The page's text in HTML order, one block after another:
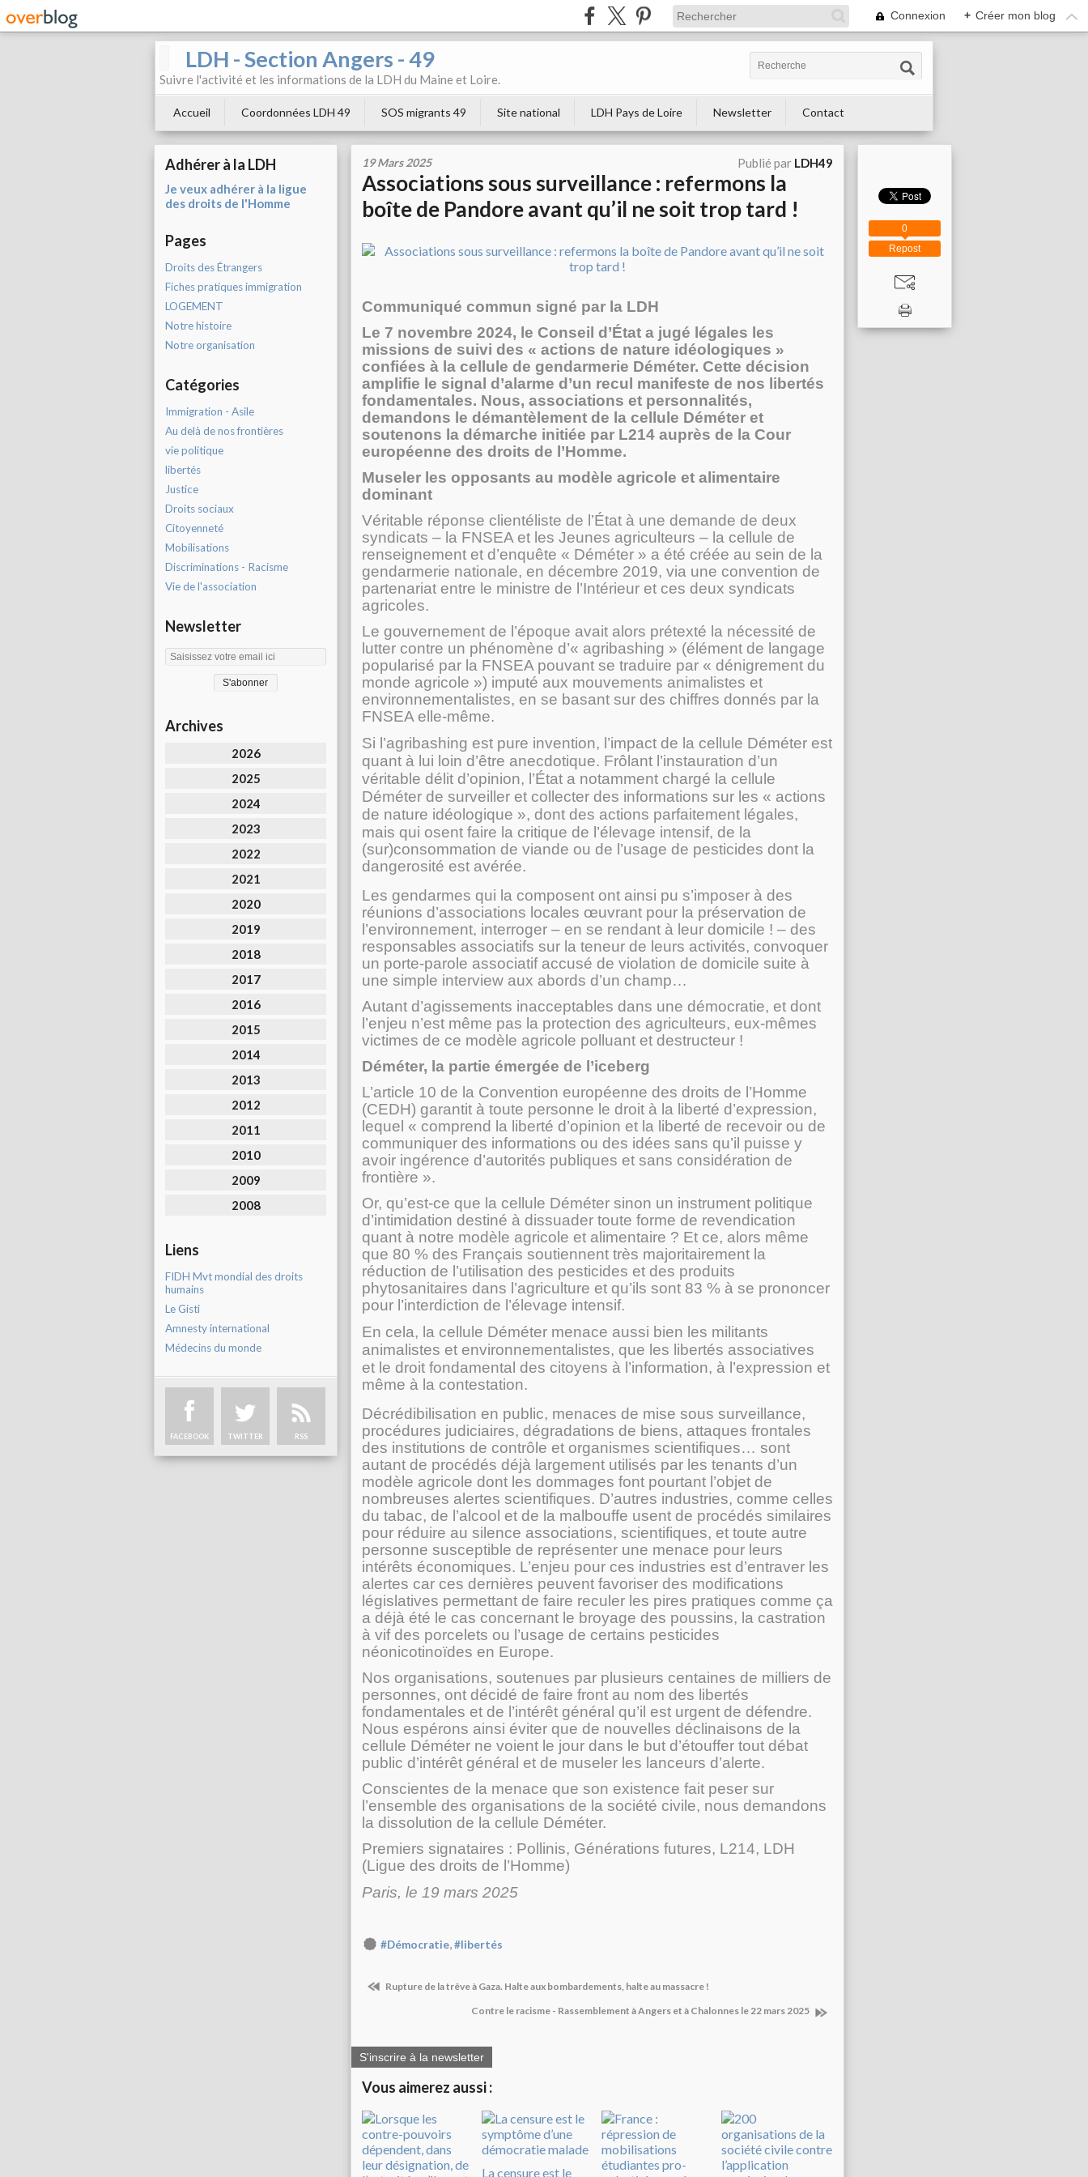
Connexion + Créer mon blog
LDH - Section Angers - 49
Suivre l'activité et les informations de la LDH du Maine et Loire.
Accueil Coordonnées LDH 49 SOS migrants 49 Site national LDH Pays de Loire Newsletter Contact
Adhérer à la LDH
Je veux adhérer à la ligue
des droits de l'Homme
Pages
Droits des Étrangers
Fiches pratiques immigration
LOGEMENT
Notre histoire
Notre organisation
Catégories
Immigration - Asile
Au delà de nos frontières
vie politique
libertés
Justice
Droits sociaux
Citoyenneté
Mobilisations
Discriminations - Racisme
Vie de l'association
Newsletter
Archives
2026
2025
2024
2023
2022
2021
2020
2019
2018
2017
2016
2015
2014
2013
2012
2011
2010
2009
2008
Liens
FIDH Mvt mondial des droits
humains
Le Gisti
Amnesty international
Médecins du monde
FACEBOOK TWITTER RSS
19 Mars 2025 Publié par LDH49
Associations sous surveillance : refermons la
boîte de Pandore avant qu’il ne soit trop tard !
Communiqué commun signé par la LDH
Le 7 novembre 2024, le Conseil d’État a jugé légales les
missions de suivi des « actions de nature idéologiques »
confiées à la cellule de gendarmerie Déméter. Cette décision
amplifie le signal d’alarme d’un recul manifeste de nos libertés
fondamentales. Nous, associations et personnalités,
demandons le démantèlement de la cellule Déméter et
soutenons la démarche initiée par L214 auprès de la Cour
européenne des droits de l’Homme.
Museler les opposants au modèle agricole et alimentaire
dominant
Véritable réponse clientéliste de l’État à une demande de deux
syndicats – la FNSEA et les Jeunes agriculteurs – la cellule de
renseignement et d’enquête « Déméter » a été créée au sein de la
gendarmerie nationale, en décembre 2019, via une convention de
partenariat entre le ministre de l’Intérieur et ces deux syndicats
agricoles.
Le gouvernement de l’époque avait alors prétexté la nécessité de
lutter contre un phénomène d’« agribashing » (élément de langage
popularisé par la FNSEA pouvant se traduire par « dénigrement du
monde agricole ») imputé aux mouvements animalistes et
environnementalistes, en se basant sur des chiffres donnés par la
FNSEA elle-même.
Si l’agribashing est pure invention, l’impact de la cellule Déméter est
quant à lui loin d’être anecdotique. Frôlant l’instauration d’un
véritable délit d’opinion, l’État a notamment chargé la cellule
Déméter de surveiller et collecter des informations sur les « actions
de nature idéologique », dont des actions parfaitement légales,
mais qui osent faire la critique de l’élevage intensif, de la
(sur)consommation de viande ou de l’usage de pesticides dont la
dangerosité est avérée.
Les gendarmes qui la composent ont ainsi pu s’imposer à des
réunions d’associations locales œuvrant pour la préservation de
l’environnement, interroger – en se rendant à leur domicile ! – des
responsables associatifs sur la teneur de leurs activités, convoquer
un porte-parole associatif accusé de violation de domicile suite à
une simple interview aux abords d’un champ…
Autant d’agissements inacceptables dans une démocratie, et dont
l’enjeu n’est même pas la protection des agriculteurs, eux-mêmes
victimes de ce modèle agricole polluant et destructeur !
Déméter, la partie émergée de l’iceberg
L’article 10 de la Convention européenne des droits de l’Homme
(CEDH) garantit à toute personne le droit à la liberté d’expression,
lequel « comprend la liberté d’opinion et la liberté de recevoir ou de
communiquer des informations ou des idées sans qu’il puisse y
avoir ingérence d’autorités publiques et sans considération de
frontière ».
Or, qu’est-ce que la cellule Déméter sinon un instrument politique
d’intimidation destiné à dissuader toute forme de revendication
quant à notre modèle agricole et alimentaire ? Et ce, alors même
que 80 % des Français soutiennent très majoritairement la
réduction de l’utilisation des pesticides et des produits
phytosanitaires dans l’agriculture et qu’ils sont 83 % à se prononcer
pour l’interdiction de l’élevage intensif.
En cela, la cellule Déméter menace aussi bien les militants
animalistes et environnementalistes, que les libertés associatives
et le droit fondamental des citoyens à l’information, à l’expression et
même à la contestation.
Décrédibilisation en public, menaces de mise sous surveillance,
procédures judiciaires, dégradations de biens, attaques frontales
des institutions de contrôle et organismes scientifiques… sont
autant de procédés déjà largement utilisés par les tenants d’un
modèle agricole dont les dommages font pourtant l’objet de
nombreuses alertes scientifiques. D’autres industries, comme celles
du tabac, de l’alcool et de la malbouffe usent de procédés similaires
pour réduire au silence associations, scientifiques, et toute autre
personne susceptible de représenter une menace pour leurs
intérêts économiques. L’enjeu pour ces industries est d’entraver les
alertes car ces dernières peuvent favoriser des modifications
législatives permettant de faire reculer les pires pratiques comme ça
a déjà été le cas concernant le broyage des poussins, la castration
à vif des porcelets ou l’usage de certains pesticides
néonicotinoïdes en Europe.
Nos organisations, soutenues par plusieurs centaines de milliers de
personnes, ont décidé de faire front au nom des libertés
fondamentales et de l’intérêt général qu’il est urgent de défendre.
Nous espérons ainsi éviter que de nouvelles déclinaisons de la
cellule Déméter ne voient le jour dans le but d’étouffer tout débat
public d’intérêt général et de museler les lanceurs d’alerte.
Conscientes de la menace que son existence fait peser sur
l’ensemble des organisations de la société civile, nous demandons
la dissolution de la cellule Déméter.
Premiers signataires : Pollinis, Générations futures, L214, LDH
(Ligue des droits de l’Homme)
Paris, le 19 mars 2025
#Démocratie,#libertés
Rupture de la trêve à Gaza. Halte aux bombardements, halte au massacre !
Contre le racisme - Rassemblement à Angers et à Chalonnes le 22 mars 2025
S'inscrire à la newsletter
Vous aimerez aussi :
La censure est le
Repost
0